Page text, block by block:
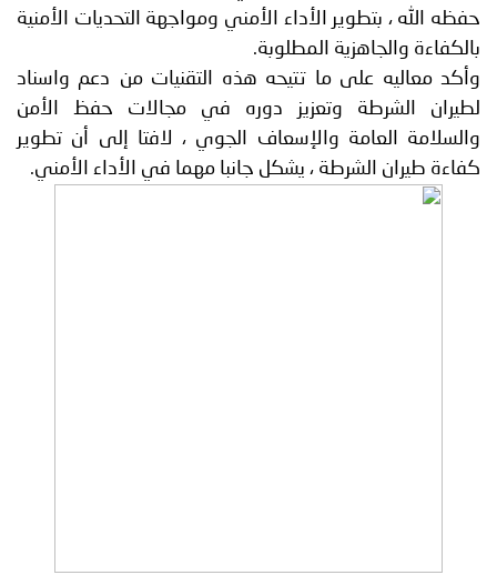
حفظه الله ، بتطوير الأداء الأمني ومواجهة التحديات الأمنية
بالكفاءة والجاهزية المطلوبة.
وأكد معاليه على ما تتيحه هذه التقنيات من دعم واسناد
لطيران الشرطة وتعزيز دوره في مجالات حفظ الأمن
والسلامة العامة والإسعاف الجوي ، لافتا إلى أن تطوير
كفاءة طيران الشرطة ، يشكل جانبا مهما في الأداء الأمني.